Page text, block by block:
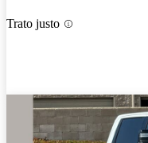
Trato justo